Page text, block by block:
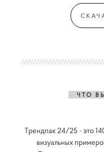
ЧТО
Трендпак 24/25 - это
визуальных